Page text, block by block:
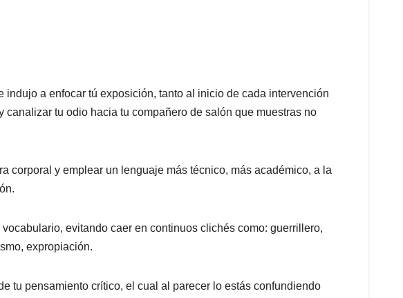
indujo a enfocar tú exposición, tanto al inicio de cada intervención
canalizar tu odio hacia tu compañero de salón que muestras no
corporal y emplear un lenguaje más técnico, más académico, a la
evitando caer en continuos clichés como: guerrillero,
expropiación.
tu pensamiento crítico, el cual al parecer lo estás confundiendo